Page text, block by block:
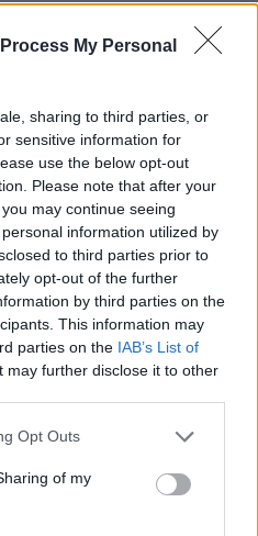
My Personal
sharing to third parties, or
sensitive information for
use the below opt-out
Please note that after your
may continue seeing
information utilized by
to third parties prior to
opt-out of the further
by third parties on the
This information may
parties on the IAB’s List of
may further disclose it to other
Opt Outs
of my
Příbramsku: Většina lokalit je
vhodná, problémy má Pilský
na Příbramsku nabízí
Horší voda je jen na
parkovací automaty.
nové poblíž Svaté Hory